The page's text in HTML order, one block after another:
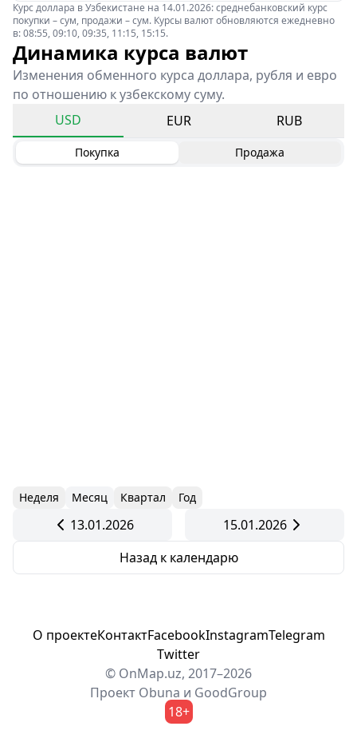
Курс доллара в Узбекистане на 14.01.2026: среднебанковский курс
покупки – сум, продажи – сум. Курсы валют обновляются ежедневно
в: 08:55, 09:10, 09:35, 11:15, 15:15.
Динамика курса валют
Изменения обменного курса доллара, рубля и евро
по отношению к узбекскому суму.
USD
EUR RUB
Покупка Продажа
Неделя Месяц Квартал Год
13.01.2026
15.01.2026
Назад к календарю
О проектеКонтактFacebookInstagramTelegram
Twitter
© OnMap.uz, 2017–2026
Проект Obuna и GoodGroup
18+